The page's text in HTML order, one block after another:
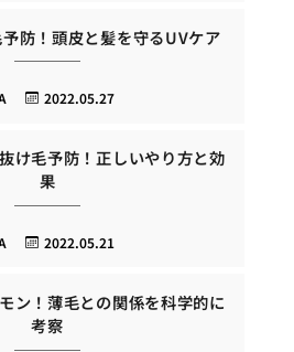
防！頭皮と髪を守るUVケア
2022.05.27
け毛予防！正しいやり方と効
果
2022.05.21
ン！薄毛との関係を科学的に
考察